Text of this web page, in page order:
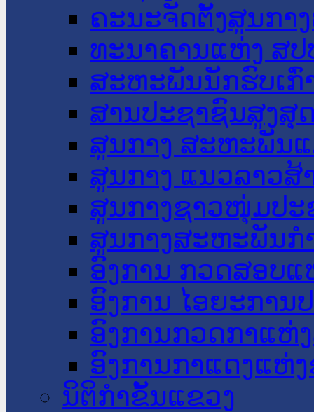
ຄະນະຈັດຕັ້ງສູນກາ
ທະນາຄານແຫ່ງ ສປ
ສະຫະພັນນັກຮົບເກົ່
ສານປະຊາຊົນສູງສຸ
ສູນກາງ ສະຫະພັນ
ສູນກາງ ແນວລາວສ້
ສູນກາງຊາວໜຸ່ມປະ
ສູນກາງສະຫະພັນກ
ອົງການ ກວດສອບແ
ອົງການ ໄອຍະການ
ອົງການກວດກາແຫ່
ອົງການກາແດງແຫ່
ນິຕິກໍາຂັ້ນແຂວງ